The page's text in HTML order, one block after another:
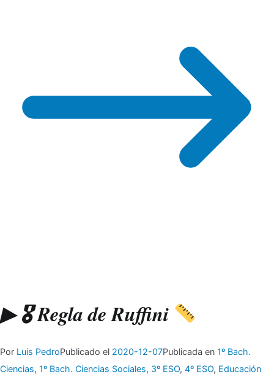
▶ 🎖 Regla de Ruffini
Por Luis PedroPublicado el 2020-12-07Publicada en 1º Bach.
Ciencias, 1º Bach. Ciencias Sociales, 3º ESO, 4º ESO, Educación